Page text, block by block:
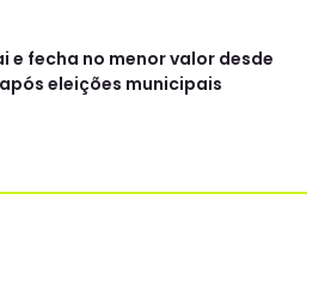
e fecha no menor valor desde
eleições municipais